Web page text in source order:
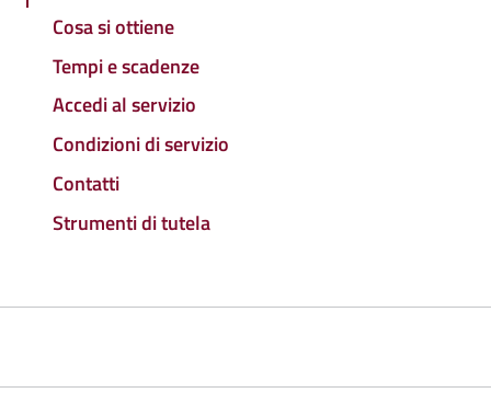
Cosa si ottiene
Tempi e scadenze
Accedi al servizio
Condizioni di servizio
Contatti
Strumenti di tutela